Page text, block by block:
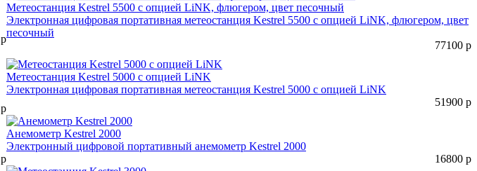
р
Метеостанция Kestrel 5500 с опцией LiNK, флюгером, цвет песочный
Электронная цифровая портативная метеостанция Kestrel 5500 с опцией LiNK, флюгером, цвет
песочный
77100 р
р
Метеостанция Kestrel 5000 с опцией LiNK
Электронная цифровая портативная метеостанция Kestrel 5000 с опцией LiNK
51900 р
р
Анемометр Kestrel 2000
Электронный цифровой портативный анемометр Kestrel 2000
16800 р